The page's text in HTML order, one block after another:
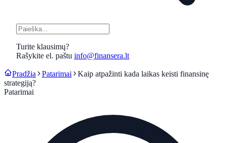
Turite klausimų?
Rašykite el. paštu info@finansera.lt
Pradžia Patarimai
Kaip atpažinti kada laikas keisti finansinę
strategiją?
Patarimai